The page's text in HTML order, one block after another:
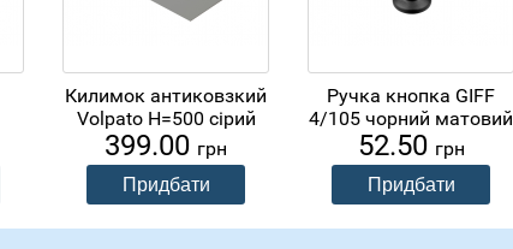
Килимок антиковзкий
Volpato H=500 сірий
399.00 грн
Ручка кнопка GIFF
4/105 чорний матовий
52.50 грн